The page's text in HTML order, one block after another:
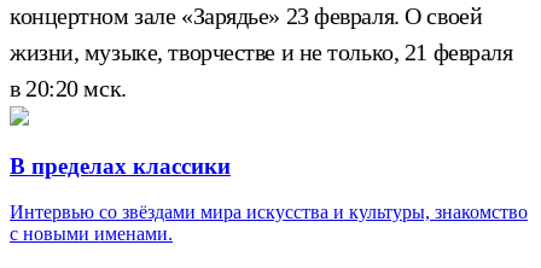
концертном зале «Зарядье» 23 февраля. О своей
жизни, музыке, творчестве и не только, 21 февраля
в 20:20 мск.
В пределах классики
Интервью со звёздами мира искусства и культуры, знакомство
с новыми именами.